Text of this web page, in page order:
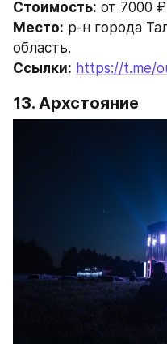
Стоимость: от 7000 ₽
Место: р-н города
область.
Ссылки: https://t.me/
13. Архстояние